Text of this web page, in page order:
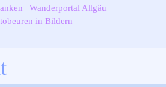
| Wanderportal Allgäu |
in Bildern